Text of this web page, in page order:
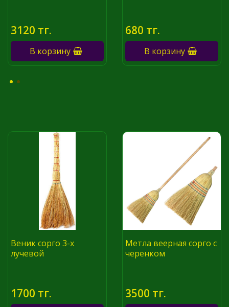
3120 тг.
В корзину
680 тг.
В корзину
Веник сорго 3-х
лучевой
1700 тг.
Метла веерная сорго с
черенком
3500 тг.